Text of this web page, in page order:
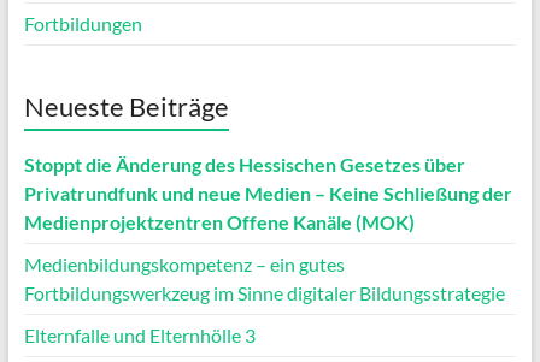
Fortbildungen
Neueste Beiträge
Stoppt die Änderung des Hessischen Gesetzes über
Privatrundfunk und neue Medien – Keine Schließung der
Medienprojektzentren Offene Kanäle (MOK)
Medienbildungskompetenz – ein gutes
Fortbildungswerkzeug im Sinne digitaler Bildungsstrategie
Elternfalle und Elternhölle 3